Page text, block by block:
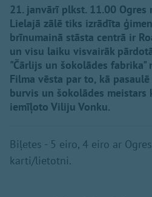
21. janvārī plkst. 11.00 Ogres
Lielajā zālē tiks izrādīta
brīnumainā stāsta centrā ir
un visu laiku visvairāk
"Čārlijs un šokolādes fabrika"
Filma vēsta par to, kā
burvis un šokolādes meistars
iemīļoto Viliju Vonku.
Biļetes - 5 eiro, 4 eiro ar
karti/lietotni.